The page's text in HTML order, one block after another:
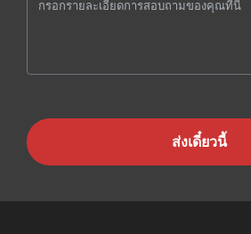
ส่งเดี๋ยวนี้